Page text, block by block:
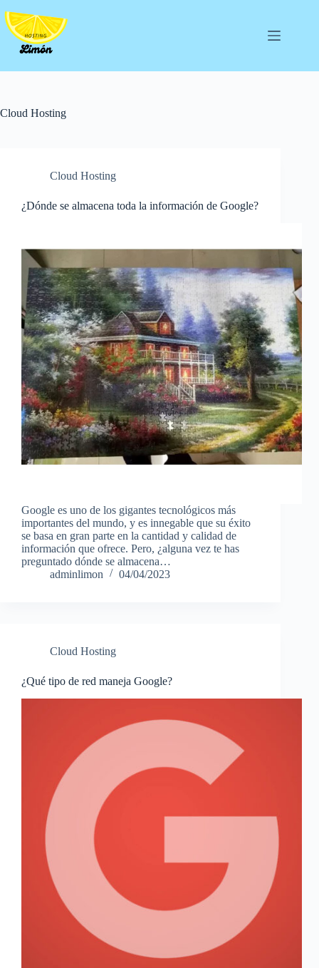
al
contenido
Cloud Hosting
Cloud Hosting
¿Dónde se almacena toda la información de Google?
Google es uno de los gigantes tecnológicos más
importantes del mundo, y es innegable que su éxito
se basa en gran parte en la cantidad y calidad de
información que ofrece. Pero, ¿alguna vez te has
preguntado dónde se almacena…
adminlimon
04/04/2023
Cloud Hosting
¿Qué tipo de red maneja Google?